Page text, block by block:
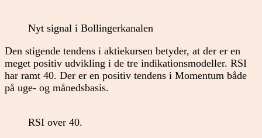
Nyt signal i Bollingerkanalen
Den stigende tendens i aktiekursen betyder, at der er en
meget positiv udvikling i de tre indikationsmodeller. RSI
har ramt 40. Der er en positiv tendens i Momentum både
på uge- og månedsbasis.
RSI over 40.